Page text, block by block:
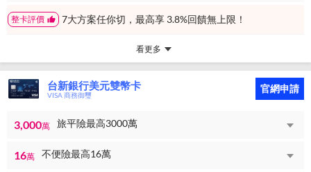
整卡評價 7大方案任你切，最高享 3.8%回饋無上限！
看更多
台新銀行美元雙幣卡
VISA 商務御璽
官網申請
3,000萬 旅平險最高3000萬
16萬 不便險最高16萬